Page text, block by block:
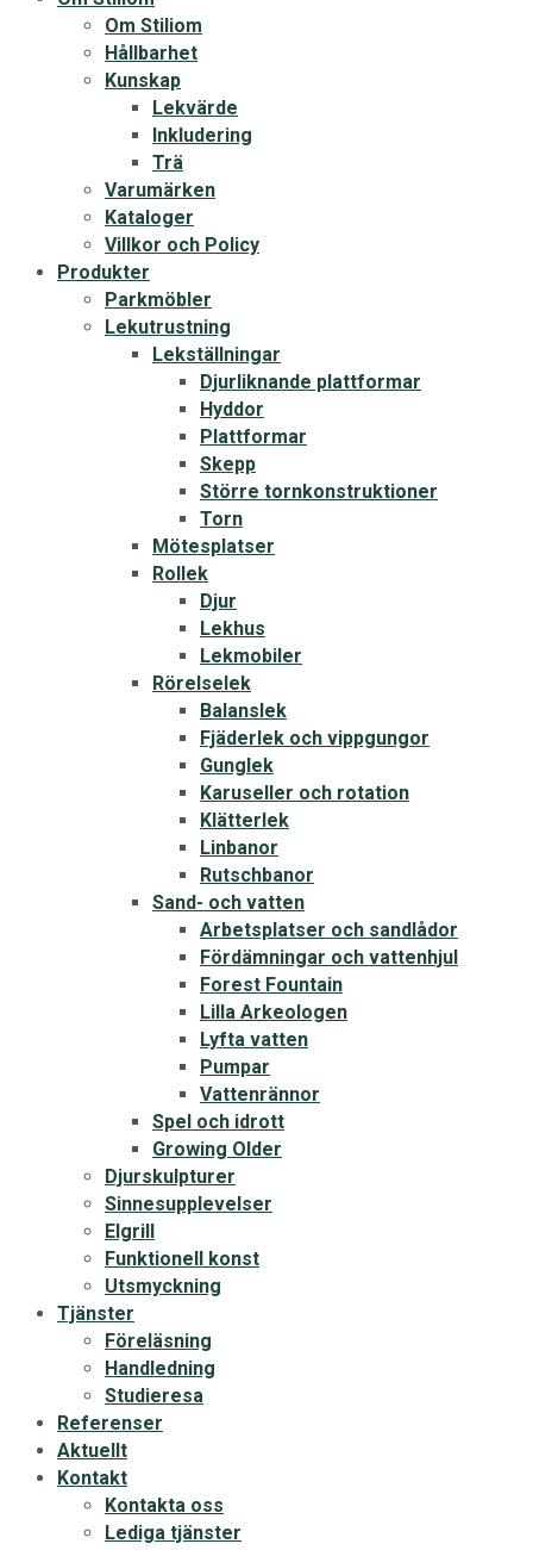
Om Stiliom
Hållbarhet
Kunskap
Lekvärde
Inkludering
Trä
Varumärken
Kataloger
Villkor och Policy
Produkter
Parkmöbler
Lekutrustning
Lekställningar
Djurliknande plattformar
Hyddor
Plattformar
Skepp
Större tornkonstruktioner
Torn
Mötesplatser
Rollek
Djur
Lekhus
Lekmobiler
Rörelselek
Balanslek
Fjäderlek och vippgungor
Gunglek
Karuseller och rotation
Klätterlek
Linbanor
Rutschbanor
Sand- och vatten
Arbetsplatser och sandlådor
Fördämningar och vattenhjul
Forest Fountain
Lilla Arkeologen
Lyfta vatten
Pumpar
Vattenrännor
Spel och idrott
Growing Older
Djurskulpturer
Sinnesupplevelser
Elgrill
Funktionell konst
Utsmyckning
Tjänster
Föreläsning
Handledning
Studieresa
Referenser
Aktuellt
Kontakt
Kontakta oss
Lediga tjänster